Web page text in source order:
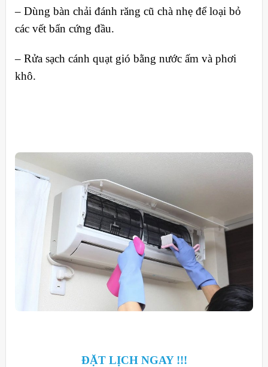
– Dùng bàn chải đánh răng cũ chà nhẹ để loại bỏ
các vết bẩn cứng đầu.
– Rửa sạch cánh quạt gió bằng nước ấm và phơi
khô.
ĐẶT LỊCH NGAY !!!